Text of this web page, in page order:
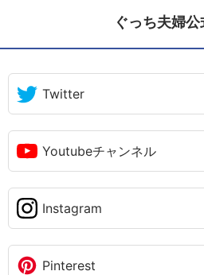
ぐっち夫婦
Twitter
Youtubeチャンネル
Instagram
Pinterest